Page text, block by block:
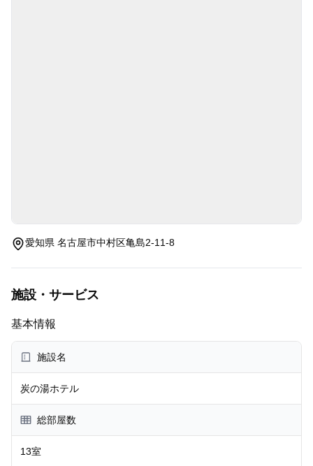
愛知県 名古屋市中村区亀島2-11-8
施設・サービス
基本情報
施設名
炭の湯ホテル
総部屋数
13室